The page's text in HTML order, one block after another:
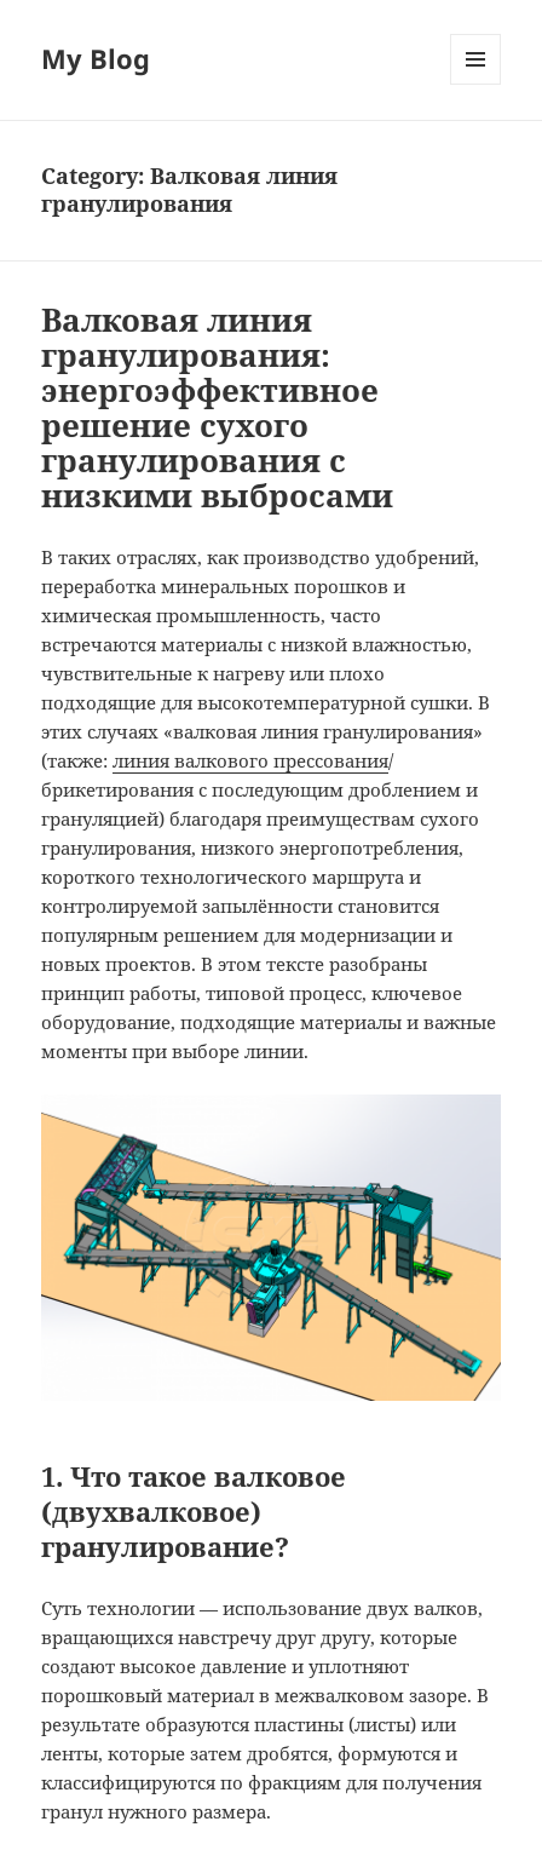
My Blog
Category:Валковая линия
гранулирования
Валковая линия
гранулирования:
энергоэффективное
решение сухого
гранулирования с
низкими выбросами
В таких отраслях, как производство удобрений,
переработка минеральных порошков и
химическая промышленность, часто
встречаются материалы с низкой влажностью,
чувствительные к нагреву или плохо
подходящие для высокотемпературной сушки. В
этих случаях «валковая линия гранулирования»
(также:линия валкового прессования/
брикетирования с последующим дроблением и
грануляцией) благодаря преимуществам сухого
гранулирования, низкого энергопотребления,
короткого технологического маршрута и
контролируемой запылённости становится
популярным решением для модернизации и
новых проектов. В этом тексте разобраны
принцип работы, типовой процесс, ключевое
оборудование, подходящие материалы и важные
моменты при выборе линии.
1. Что такое валковое
(двухвалковое)
гранулирование?
Суть технологии — использование двух валков,
вращающихся навстречу друг другу, которые
создают высокое давление и уплотняют
порошковый материал в межвалковом зазоре. В
результате образуются пластины (листы) или
ленты, которые затем дробятся, формуются и
классифицируются по фракциям для получения
гранул нужного размера.